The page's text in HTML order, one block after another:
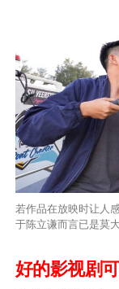
若作品在放映时让人
于陈立谦而言已是莫
好的影视剧